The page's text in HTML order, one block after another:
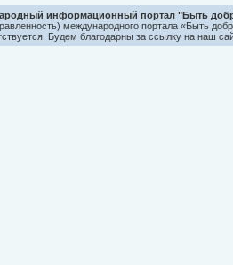
информационный портал "Быть
международного портала «Быть
Будем благодарны за ссылку на наш